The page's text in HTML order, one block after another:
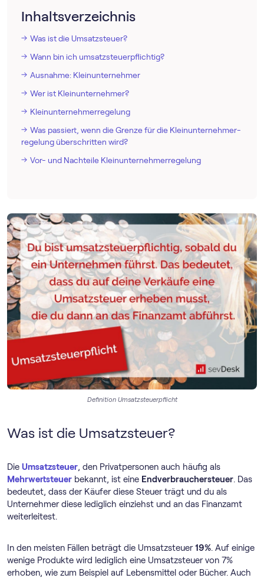
Inhaltsverzeichnis
Was ist die Umsatzsteuer?
Wann bin ich umsatzsteuerpflichtig?
Ausnahme: Kleinunternehmer
Wer ist Kleinunternehmer?
Klein­unternehmer­regelung
Was passiert, wenn die Grenze für die Klein­unternehmer­
regelung überschritten wird?
Vor- und Nachteile Klein­unternehmer­regelung
Definition Umsatzsteuerpflicht
Was ist die Umsatzsteuer?
Die Umsatzsteuer, den Privatpersonen auch häufig als
Mehrwertsteuer bekannt, ist eine Endverbrauchersteuer. Das
bedeutet, dass der Käufer diese Steuer trägt und du als
Unternehmer diese lediglich einziehst und an das Finanzamt
weiterleitest.
In den meisten Fällen beträgt die Umsatzsteuer19%. Auf einige
wenige Produkte wird lediglich eine Umsatzsteuer von 7%
erhoben, wie zum Beispiel auf Lebensmittel oder Bücher. Auch